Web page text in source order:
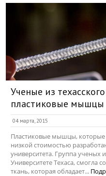
Ученые из
пластиковые мышцы
04 марта, 2015
Пластиковые мышцы,
низкой стоимостью
университета. Группа ученых
Университете Техаса,
ткань, которая обладает...